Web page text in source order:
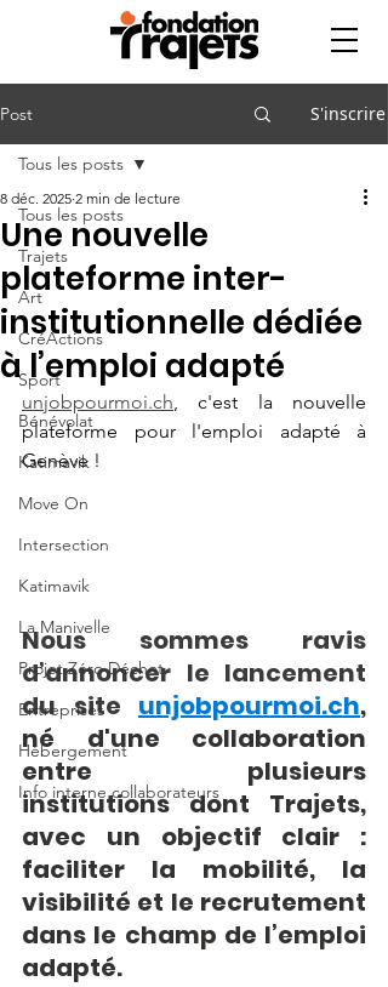
Post S'inscrire
Tous les posts
Trajets
Art
CréActions
Sport
Bénévolat
Katimavik
Move On
Intersection
Katimavik
La Manivelle
Projet Zéro Déchet
Entreprises
Hébergement
Info interne collaborateurs
Tous les posts
Une nouvelle
plateforme inter-
institutionnelle dédiée
à l’emploi adapté
8 déc. 2025 2 min de lecture
unjobpourmoi.ch, c'est la nouvelle
plateforme pour l'emploi adapté à
Genève !
Nous sommes ravis
d’annoncer le lancement
du site unjobpourmoi.ch,
né d'une collaboration
entre plusieurs
institutions dont Trajets,
avec un objectif clair :
faciliter la mobilité, la
visibilité et le recrutement
dans le champ de l’emploi
adapté.